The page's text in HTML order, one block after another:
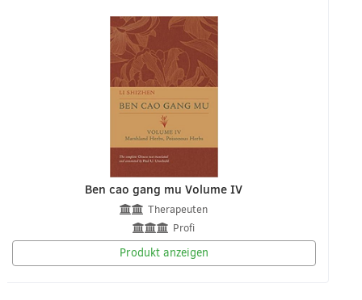
Ben cao gang mu Volume IV
Therapeuten
Profi
Produkt anzeigen